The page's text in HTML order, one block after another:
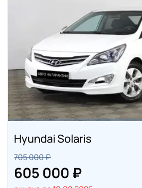
Hyundai Solaris
705 000 ₽
605 000 ₽